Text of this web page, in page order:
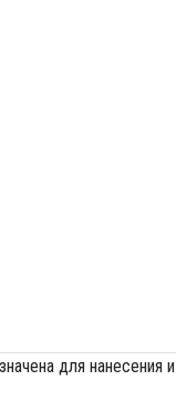
для нанесения и